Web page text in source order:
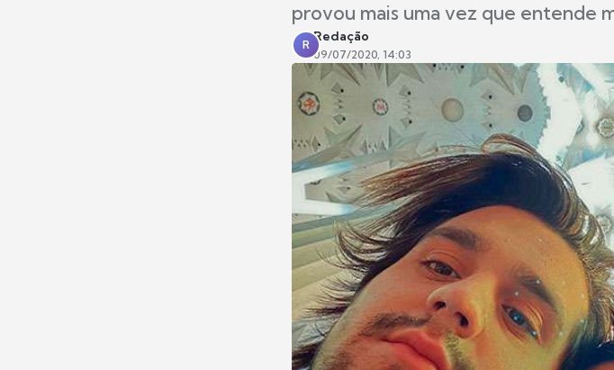
provou mais uma vez que entende
R
Redação
09/07/2020, 14:03